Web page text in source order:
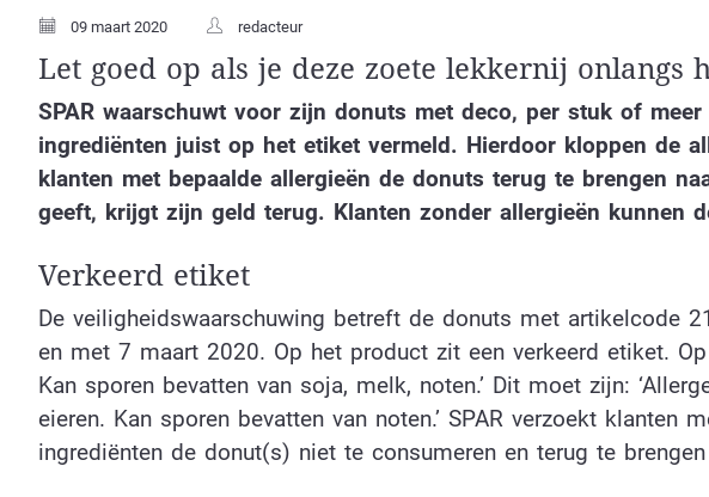
09 maart 2020 redacteur
Let goed op als je deze zoete lekkernij onlangs
SPAR waarschuwt voor zijn donuts met deco, per stuk of
ingrediënten juist op het etiket vermeld. Hierdoor kloppen de
klanten met bepaalde allergieën de donuts terug te brengen
geeft, krijgt zijn geld terug. Klanten zonder allergieën kunnen
Verkeerd etiket
De veiligheidswaarschuwing betreft de donuts met artikelcode
en met 7 maart 2020. Op het product zit een verkeerd etiket.
Kan sporen bevatten van soja, melk, noten.’ Dit moet zijn:
eieren. Kan sporen bevatten van noten.’ SPAR verzoekt klanten
ingrediënten de donut(s) niet te consumeren en terug te